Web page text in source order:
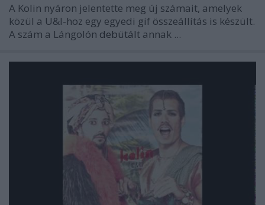
A Kolin nyáron jelentette meg új számait, amelyek
közül a U&I-hoz egy egyedi gif összeállítás is készült.
A szám a Lángolón debütált annak ...